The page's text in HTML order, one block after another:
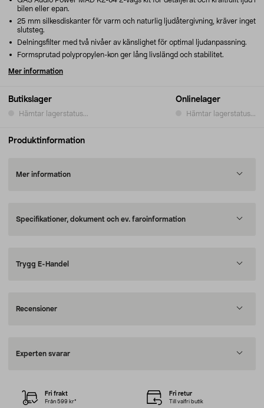
Butikslager
Hämtar lagerstatus...
Onlinelager
Hämtar lagerstatus...
bilen eller epan.
25 mm silkesdiskanter för varm och naturlig ljudåtergivning, kräver inget
slutsteg.
Delningsfilter med två nivåer av känslighet för optimal ljudanpassning.
Formsprutad polypropylen-kon ger lång livslängd och stabilitet.
Mer information
Produktinformation
Mer information
Specifikationer, dokument och ev. faroinformation
Trygg E-Handel
Recensioner
Experten svarar
Fri frakt
Från 599 kr*
Fri retur
Till valfri butik